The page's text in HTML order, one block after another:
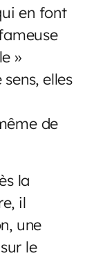
en font
»
elles
de
la
il
une
le